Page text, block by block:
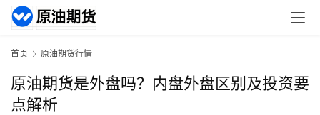
首页 原油期货行情
原油期货是外盘吗？内盘外盘区别及投资要
点解析